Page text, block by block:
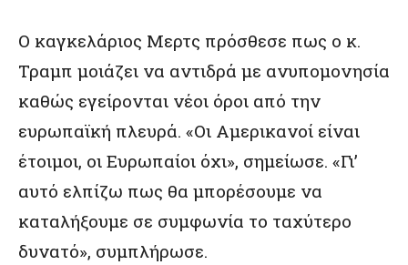
Ο καγκελάριος Μερτς πρόσθεσε πως ο κ.
Τραμπ μοιάζει να αντιδρά με ανυπομονησία
καθώς εγείρονται νέοι όροι από την
ευρωπαϊκή πλευρά. «Οι Αμερικανοί είναι
έτοιμοι, οι Ευρωπαίοι όχι», σημείωσε. «Γι’
αυτό ελπίζω πως θα μπορέσουμε να
καταλήξουμε σε συμφωνία το ταχύτερο
δυνατό», συμπλήρωσε.